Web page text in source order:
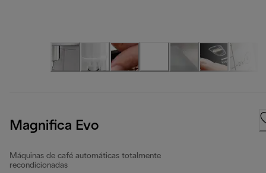
Magnifica Evo
Máquinas de café automáticas totalmente
recondicionadas